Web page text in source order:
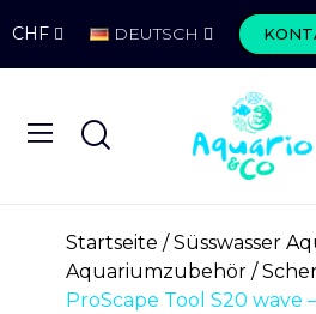
CHF DEUTSCH
Startseite
Süsswasser
Aquariumzubehör
ProScape Tool S20 wave